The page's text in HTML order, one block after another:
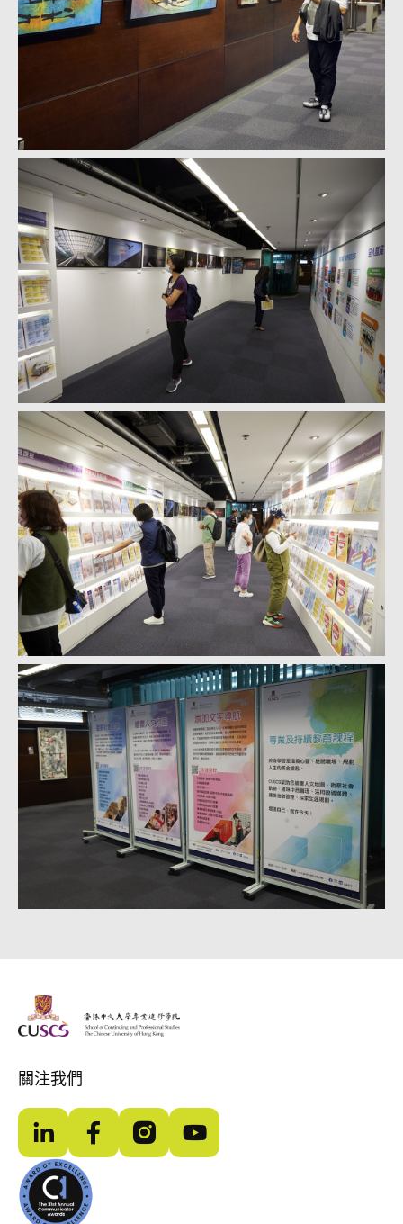
The Chinese Univeristy of hong Kong
關注我們
LinkedInFacebookInstagramYouTube